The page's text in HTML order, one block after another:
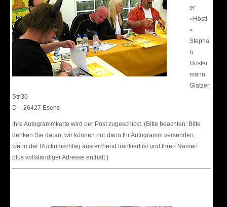
er
»Hösti
«
Stepha
n
Höster
mann
Glatzer
Str.30
D – 26427 Esens
Ihre Autogrammkarte wird per Post zugeschickt. (Bitte beachten: Bitte
denken Sie daran, wir können nur dann Ihr Autogramm versenden,
wenn der Rückumschlag ausreichend frankiert ist und Ihren Namen
plus vollständiger Adresse enthält.)